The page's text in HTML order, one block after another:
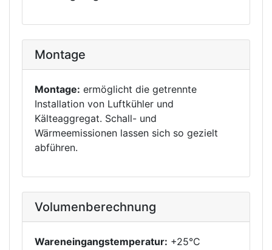
Montage
Montage: ermöglicht die getrennte
Installation von Luftkühler und
Kälteaggregat. Schall- und
Wärmeemissionen lassen sich so gezielt
abführen.
Volumenberechnung
Wareneingangstemperatur: +25°C